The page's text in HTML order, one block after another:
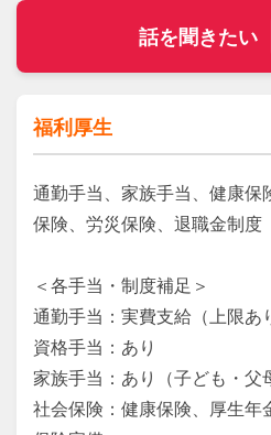
話を聞きたい
福利厚生
通勤手当、家族手当、健康保
保険、労災保険、退職金制度
＜各手当・制度補足＞
通勤手当：実費支給（上限あ
資格手当：あり
家族手当：あり（子ども・父
社会保険：健康保険、厚生年